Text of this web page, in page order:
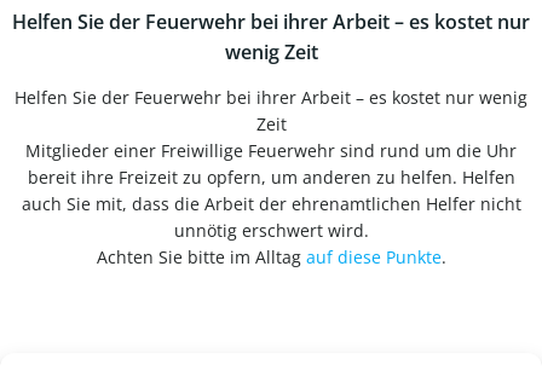
Helfen Sie der Feuerwehr bei ihrer Arbeit – es kostet nur
wenig Zeit
Helfen Sie der Feuerwehr bei ihrer Arbeit – es kostet nur wenig
Zeit
Mitglieder einer Freiwillige Feuerwehr sind rund um die Uhr
bereit ihre Freizeit zu opfern, um anderen zu helfen. Helfen
auch Sie mit, dass die Arbeit der ehrenamtlichen Helfer nicht
unnötig erschwert wird.
Achten Sie bitte im Alltag auf diese Punkte.